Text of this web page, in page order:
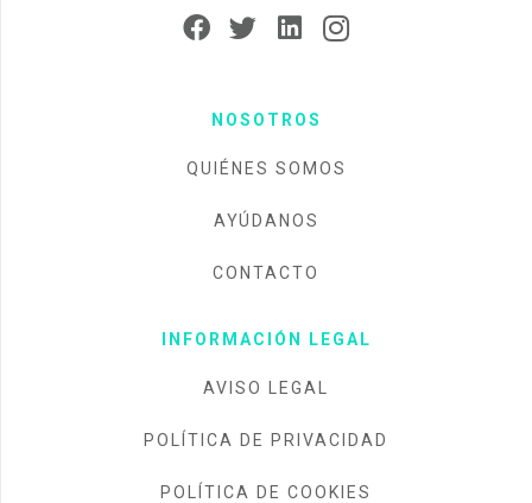
NOSOTROS
QUIÉNES SOMOS
AYÚDANOS
CONTACTO
INFORMACIÓN LEGAL
AVISO LEGAL
POLÍTICA DE PRIVACIDAD
POLÍTICA DE COOKIES